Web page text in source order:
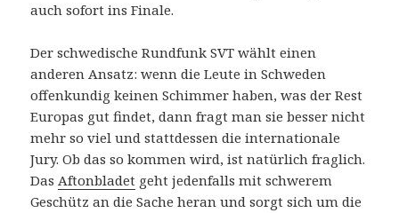
auch sofort ins Finale.
Der schwedische Rundfunk SVT wählt einen
anderen Ansatz: wenn die Leute in Schweden
offenkundig keinen Schimmer haben, was der Rest
Europas gut findet, dann fragt man sie besser nicht
mehr so viel und stattdessen die internationale
Jury. Ob das so kommen wird, ist natürlich fraglich.
DasAftonbladet geht jedenfalls mit schwerem
Geschütz an die Sache heran und sorgt sich um die